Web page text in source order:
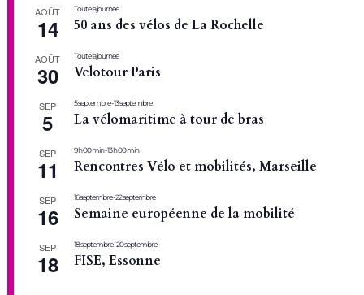
AOÛT
14
Toute la journée
50 ans des vélos de La Rochelle
AOÛT
30
Toute la journée
Velotour Paris
SEP
5
5 septembre-13 septembre
La vélomaritime à tour de bras
SEP
11
9 h 00 min-13 h 00 min
Rencontres Vélo et mobilités, Marseille
SEP
16
16 septembre-22 septembre
Semaine européenne de la mobilité
SEP
18
18 septembre-20 septembre
FISE, Essonne